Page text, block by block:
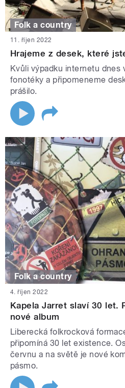
Folk a country
11. říjen 2022
Hrajeme z desek, které
Kvůli výpadku internetu dnes
fonotéky a připomeneme
prášilo.
Folk a country
4. říjen 2022
Kapela Jarret slaví 30 let.
nové album
Liberecká folkrocková
připomíná 30 let existence.
červnu a na světě je nové
pásmo.